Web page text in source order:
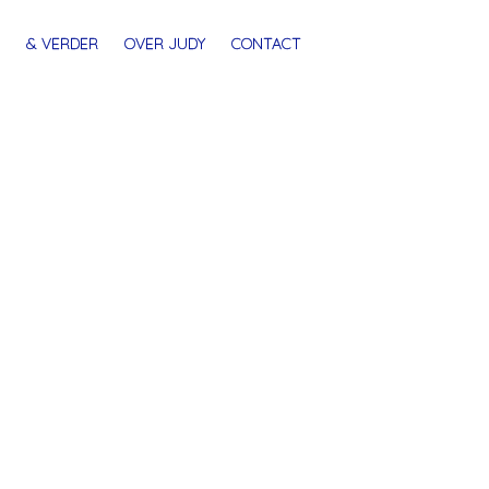
& VERDER OVER JUDY CONTACT